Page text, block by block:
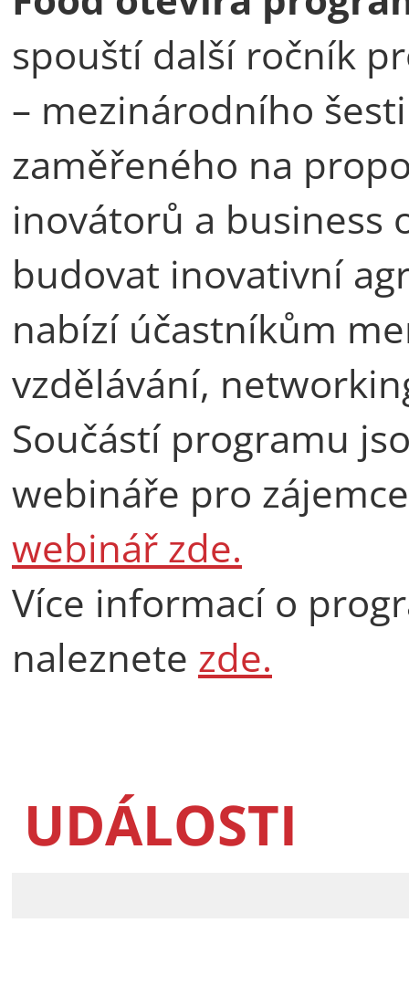
spouští další ročník
– mezinárodního
zaměřeného na
inovátorů a business
budovat inovativní
nabízí účastníkům
vzdělávání,
Součástí programu
webináře pro zájemce
webinář zde.
Více informací o
naleznete zde.
UDÁLOSTI